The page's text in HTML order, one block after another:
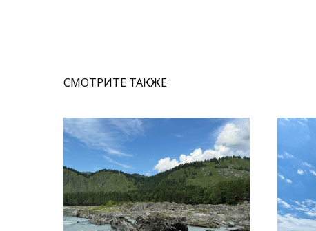
СМОТРИТЕ ТАКЖЕ